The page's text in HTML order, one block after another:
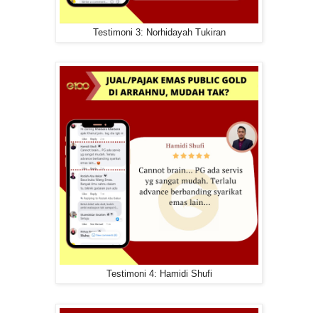
Testimoni 3: Norhidayah Tukiran
Testimoni 4: Hamidi Shufi